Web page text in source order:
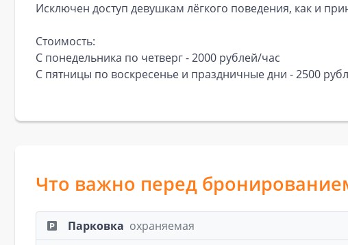
Исключен доступ девушкам лёгкого поведения, как и
Стоимость:
С понедельника по четверг - 2000 рублей/час
С пятницы по воскресенье и праздничные дни - 2500
Что важно перед
Парковка охраняемая